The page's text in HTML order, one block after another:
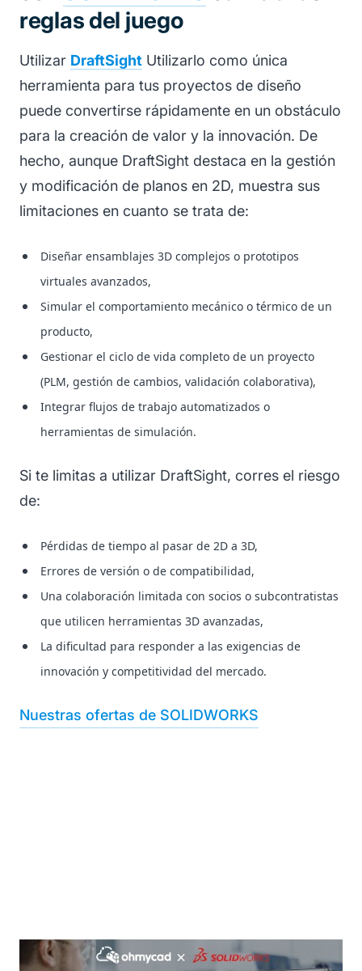
reglas del juego
Utilizar DraftSight Utilizarlo como única
herramienta para tus proyectos de diseño
puede convertirse rápidamente en un obstáculo
para la creación de valor y la innovación. De
hecho, aunque DraftSight destaca en la gestión
y modificación de planos en 2D, muestra sus
limitaciones en cuanto se trata de:
Diseñar ensamblajes 3D complejos o prototipos
virtuales avanzados,
Simular el comportamiento mecánico o térmico de un
producto,
Gestionar el ciclo de vida completo de un proyecto
(PLM, gestión de cambios, validación colaborativa),
Integrar flujos de trabajo automatizados o
herramientas de simulación.
Si te limitas a utilizar DraftSight, corres el riesgo
de:
Pérdidas de tiempo al pasar de 2D a 3D,
Errores de versión o de compatibilidad,
Una colaboración limitada con socios o subcontratistas
que utilicen herramientas 3D avanzadas,
La dificultad para responder a las exigencias de
innovación y competitividad del mercado.
Nuestras ofertas de SOLIDWORKS